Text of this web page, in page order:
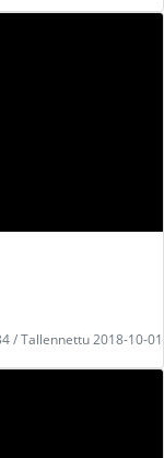
/ Tallennettu 2018-10-01